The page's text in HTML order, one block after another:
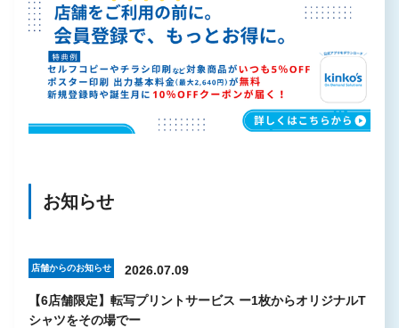
お知らせ
店舗からのお知らせ 2026.07.09
【6店舗限定】転写プリントサービス ー1枚からオリジナルT
シャツをその場でー